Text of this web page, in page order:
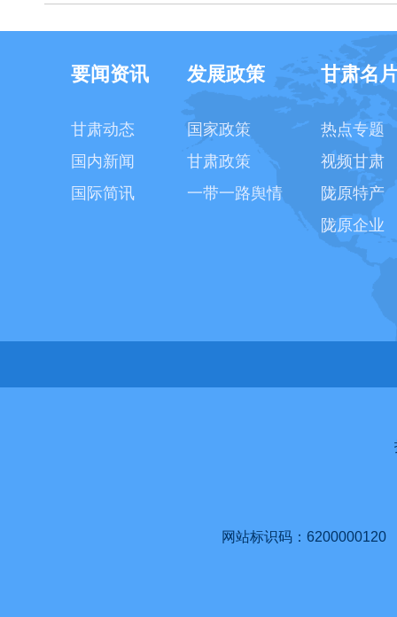
要闻资讯
甘肃动态
国内新闻
国际简讯
发展政策
国家政策
甘肃政策
一带一路舆情
甘肃名
热点专题
视频甘肃
陇原特产
陇原企业
网站标识码：6200000120